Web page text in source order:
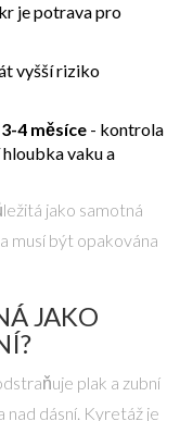
je potrava pro
vyšší riziko
4 měsíce - kontrola
vaku a
jako samotná
musí být opakována
JAKO
plak a zubní
nad dásní. Kyretáž je